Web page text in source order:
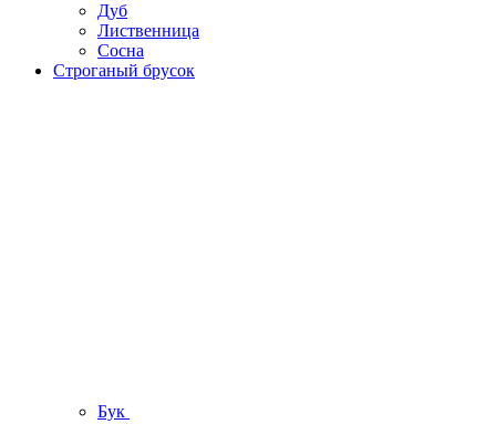
Дуб
Лиственница
Сосна
Строганый брусок
Бук